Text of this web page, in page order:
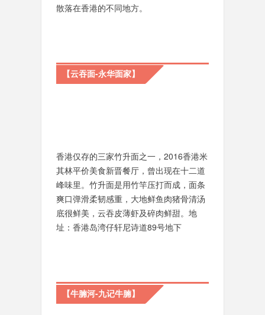
散落在香港的不同地方。
【云吞面-永华面家】
香港仅存的三家竹升面之一，2016香港米
其林平价美食新晋餐厅，曾出现在十二道
峰味里。竹升面是用竹竿压打而成，面条
爽口弹滑柔韧感重，大地鲜鱼肉猪骨清汤
底很鲜美，云吞皮薄虾及碎肉鲜甜。地
址：香港岛湾仔轩尼诗道89号地下
【牛腩河-九记牛腩】